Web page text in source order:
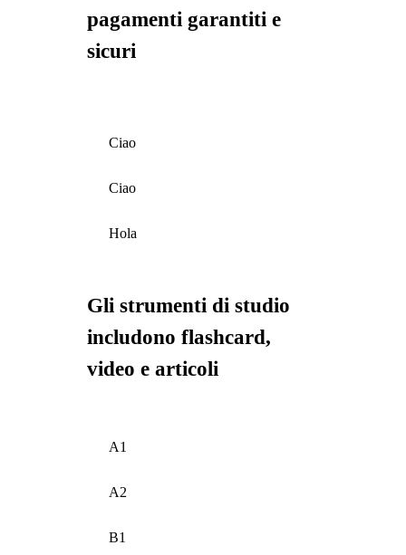
pagamenti garantiti e
sicuri
Ciao
Ciao
Hola
Gli strumenti di studio
includono flashcard,
video e articoli
A1
A2
B1